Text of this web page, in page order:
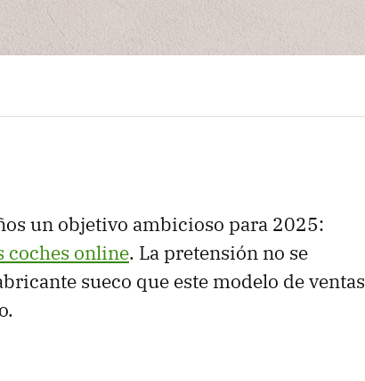
un objetivo ambicioso para 2025:
coches online. La pretensión no se
sueco que este modelo de ventas